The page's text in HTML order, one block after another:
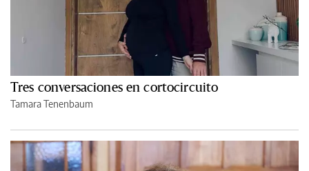
Tres conversaciones en cortocircuito
Tamara Tenenbaum